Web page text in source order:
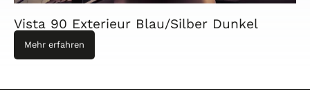
Vista 90 Exterieur Blau/Silber Dunkel
Mehr erfahren